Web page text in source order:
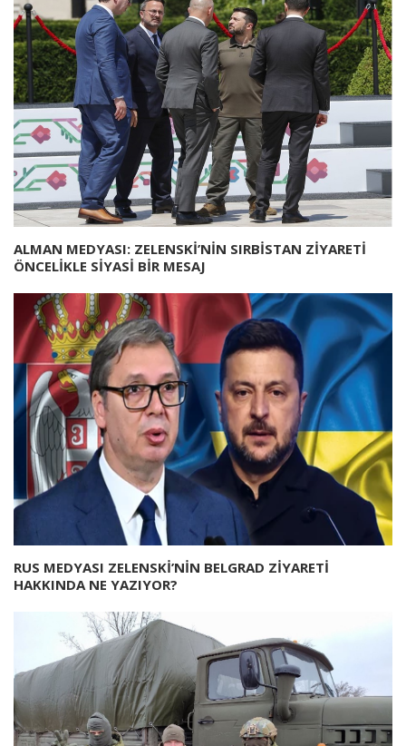
ALMAN MEDYASI: ZELENSKİ’NİN SIRBİSTAN ZİYARETİ
ÖNCELİKLE SİYASİ BİR MESAJ
RUS MEDYASI ZELENSKİ’NİN BELGRAD ZİYARETİ
HAKKINDA NE YAZIYOR?